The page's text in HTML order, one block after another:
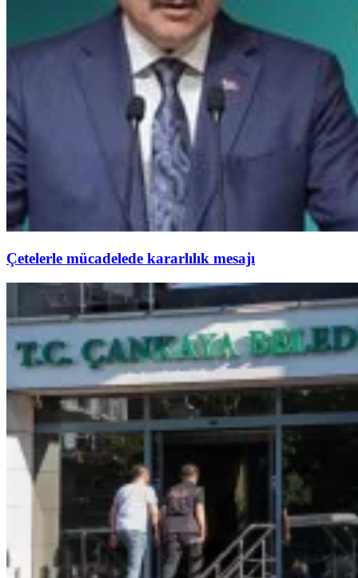
Çetelerle mücadelede kararlılık mesajı